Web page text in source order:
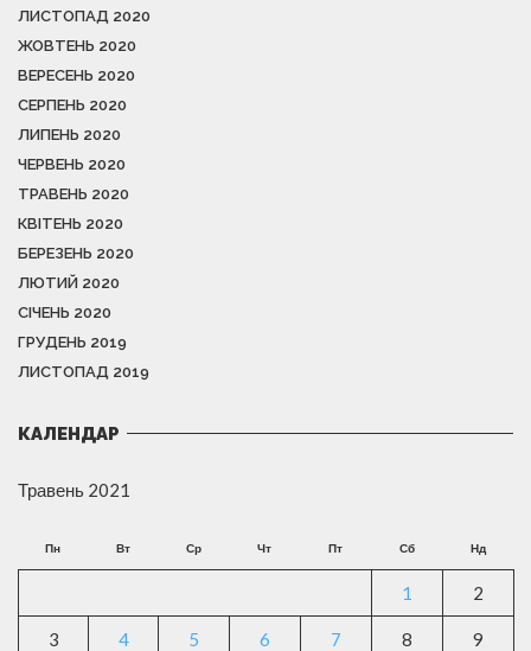
ЛИСТОПАД 2020
ЖОВТЕНЬ 2020
ВЕРЕСЕНЬ 2020
СЕРПЕНЬ 2020
ЛИПЕНЬ 2020
ЧЕРВЕНЬ 2020
ТРАВЕНЬ 2020
КВІТЕНЬ 2020
БЕРЕЗЕНЬ 2020
ЛЮТИЙ 2020
СІЧЕНЬ 2020
ГРУДЕНЬ 2019
ЛИСТОПАД 2019
КАЛЕНДАР
Травень 2021
Пн Вт Ср Чт Пт Сб Нд
1 2
3 4 5 6 7 8 9